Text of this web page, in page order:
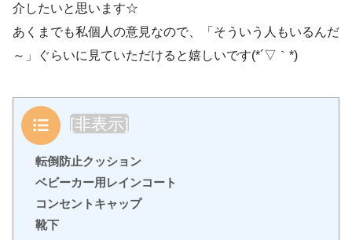
介したいと思います☆
あくまでも私個人の意見なので、「そういう人もいるんだ
～」ぐらいに見ていただけると嬉しいです(*´▽｀*)
目次 [非表示]
転倒防止クッション
ベビーカー用レインコート
コンセントキャップ
靴下